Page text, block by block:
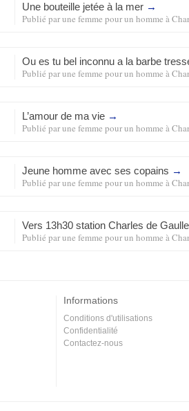
Une bouteille jetée à la mer →
Publié parune femme pour un homme à
Ou es tu bel inconnu a la barbe
Publié parune femme pour un homme à
L’amour de ma vie →
Publié parune femme pour un homme à
Jeune homme avec ses copains →
Publié parune femme pour un homme à
Vers 13h30 station Charles de
Publié parune femme pour un homme à
Informations
Conditions d'utilisations
Confidentialité
Contactez-nous